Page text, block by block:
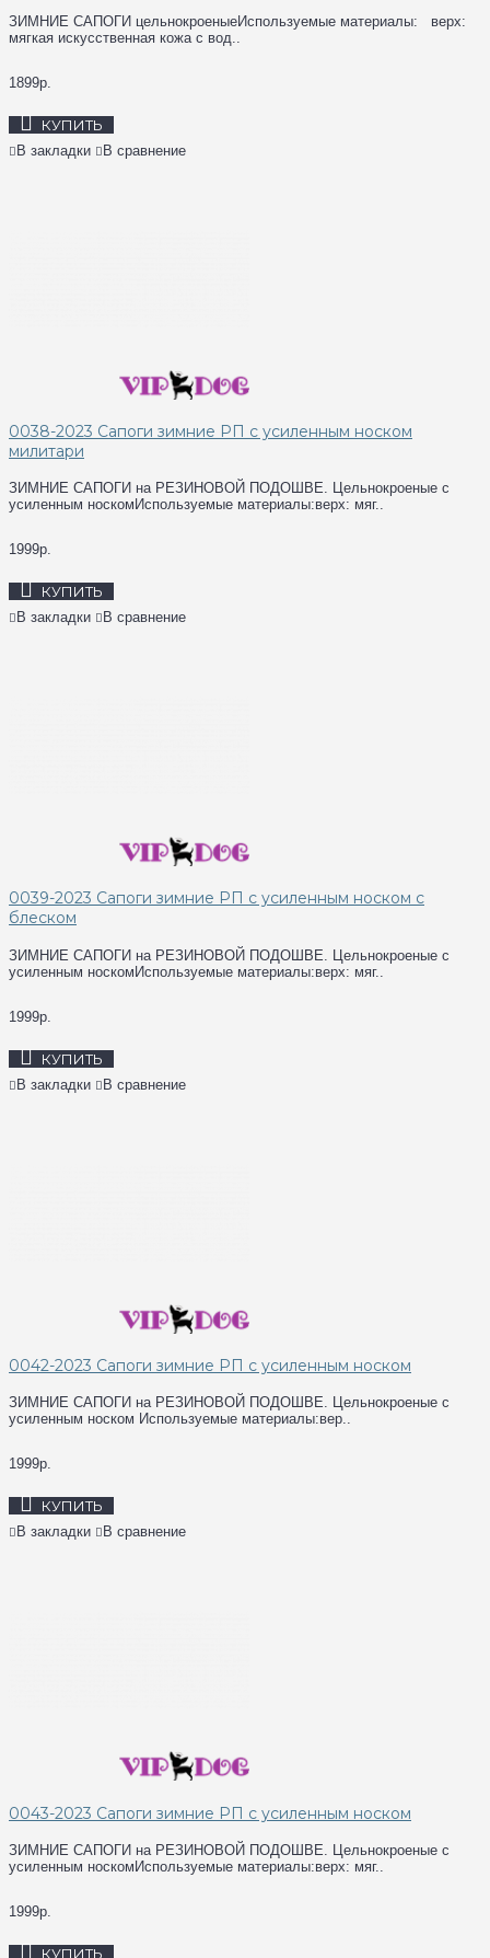
ЗИМНИЕ САПОГИ цельнокроеныеИспользуемые материалы: верх:
мягкая искусственная кожа с вод..
1899р.
КУПИТЬ
В закладки В сравнение
0038-2023 Сапоги зимние РП с усиленным носком
милитари
ЗИМНИЕ САПОГИ на РЕЗИНОВОЙ ПОДОШВЕ. Цельнокроеные с
усиленным носкомИспользуемые материалы:верх: мяг..
1999р.
КУПИТЬ
В закладки В сравнение
0039-2023 Сапоги зимние РП с усиленным носком с
блеском
ЗИМНИЕ САПОГИ на РЕЗИНОВОЙ ПОДОШВЕ. Цельнокроеные с
усиленным носкомИспользуемые материалы:верх: мяг..
1999р.
КУПИТЬ
В закладки В сравнение
0042-2023 Сапоги зимние РП с усиленным носком
ЗИМНИЕ САПОГИ на РЕЗИНОВОЙ ПОДОШВЕ. Цельнокроеные с
усиленным носком Используемые материалы:вер..
1999р.
КУПИТЬ
В закладки В сравнение
0043-2023 Сапоги зимние РП с усиленным носком
ЗИМНИЕ САПОГИ на РЕЗИНОВОЙ ПОДОШВЕ. Цельнокроеные с
усиленным носкомИспользуемые материалы:верх: мяг..
1999р.
КУПИТЬ